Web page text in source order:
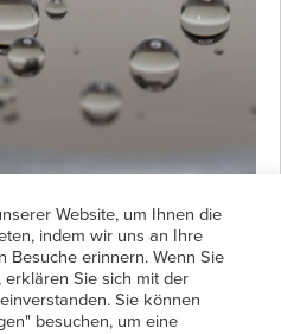
Drohnenfilter
neuen Kenko Drohnenfiltern
GmbH. All rights
Zahlungsarten
Datenschutz
Anmeldung
Website, um Ihnen die
indem wir uns an Ihre
Besuche erinnern. Wenn Sie
Sie sich mit der
Sie können
besuchen, um eine